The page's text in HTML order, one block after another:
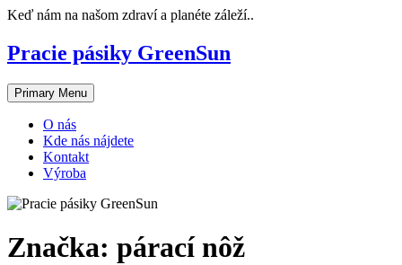
Skip
content
Keď nám na našom zdraví a planéte záleží..
Pracie pásiky GreenSun
Primary Menu
O nás
Kde nás nájdete
Kontakt
Výroba
Značka: párací nôž